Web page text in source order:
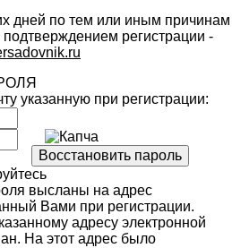
дней по тем или иным причинам
регистрации -
указанную при регистрации:
высланы на адрес
Вами при регистрации.
адресу электронной
На этот адрес было